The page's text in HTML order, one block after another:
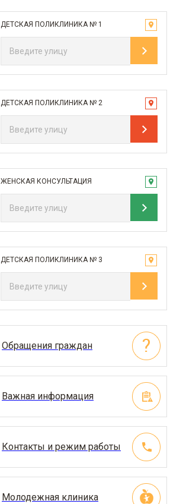
ДЕТСКАЯ ПОЛИКЛИНИКА № 1
ДЕТСКАЯ ПОЛИКЛИНИКА № 2
ЖЕНСКАЯ КОНСУЛЬТАЦИЯ
ДЕТСКАЯ ПОЛИКЛИНИКА № 3
Обращения граждан
Важная информация
Контакты и режим работы
Молодежная клиника